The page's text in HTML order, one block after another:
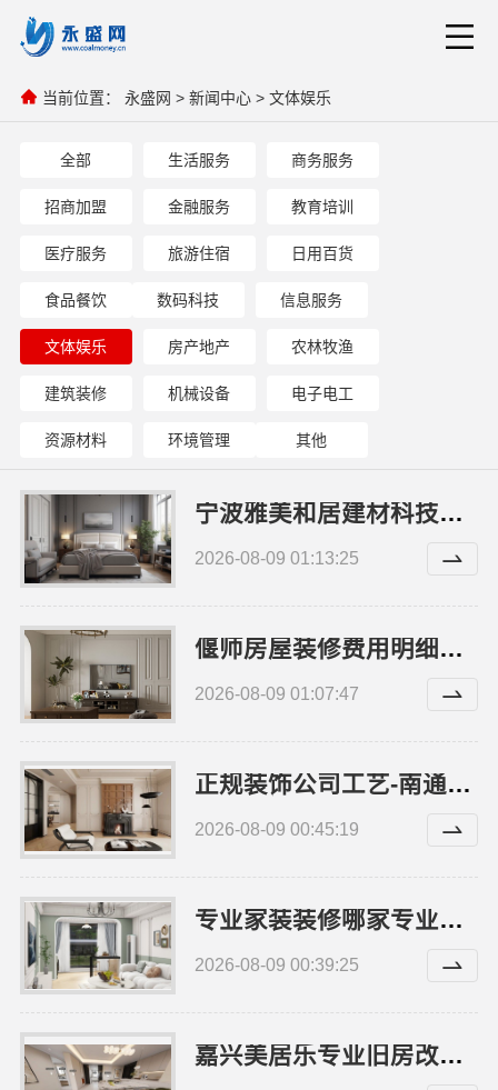
当前位置： 永盛网 > 新闻中心 > 文体娱乐
全部 生活服务 商务服务
招商加盟 金融服务 教育培训
医疗服务 旅游住宿 日用百货
食品餐饮 数码科技 信息服务
文体娱乐 房产地产 农林牧渔
建筑装修 机械设备 电子电工
资源材料 环境管理 其他
宁波雅美和居建材科技有限公司：镇海家装设计合作联系方式
2026-08-09 01:13:25
偃师房屋装修费用明细，河南璟臻环保建材有限公司透明报价
2026-08-09 01:07:47
正规装饰公司工艺-南通宏域装饰施工标准
2026-08-09 00:45:19
专业家装装修哪家专业佛山市雅居美家建筑装饰工程有限公司
2026-08-09 00:39:25
嘉兴美居乐专业旧房改造施工案例参考